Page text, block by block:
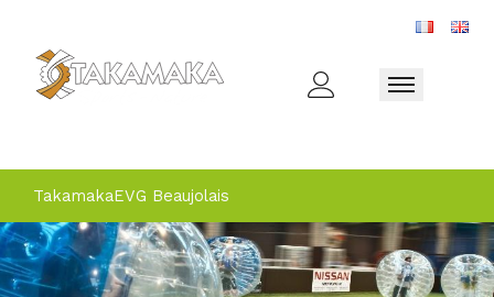
Toggle
TakamakaEVG Beaujolais